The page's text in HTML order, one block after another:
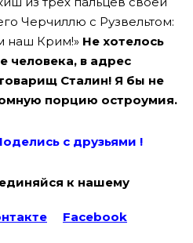
Черчиллю с Рузвельтом:
наш Крим!» Не хотелось
человека, в адрес
Сталин! Я бы не
порцию остроумия.
лись с друзьями !
к нашему
Facebook